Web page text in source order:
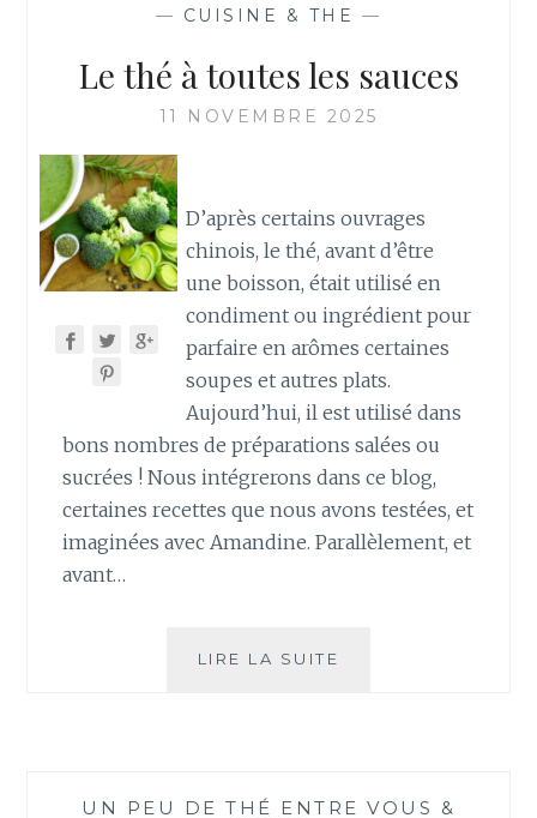
— CUISINE & THE —
Le thé à toutes les sauces
11 NOVEMBRE 2025
D’après certains ouvrages
chinois, le thé, avant d’être
une boisson, était utilisé en
condiment ou ingrédient pour
parfaire en arômes certaines
soupes et autres plats.
Aujourd’hui, il est utilisé dans
bons nombres de préparations salées ou
sucrées ! Nous intégrerons dans ce blog,
certaines recettes que nous avons testées, et
imaginées avec Amandine. Parallèlement, et
avant…
LIRE LA SUITE
UN PEU DE THÉ ENTRE VOUS &